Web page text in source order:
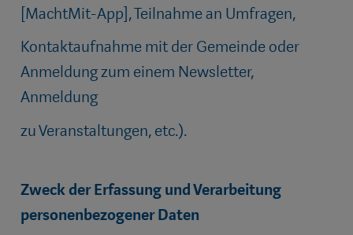
[MachtMit-App], Teilnahme an Umfragen,
Kontaktaufnahme mit der Gemeinde oder
Anmeldung zum einem Newsletter,
Anmeldung
zu Veranstaltungen, etc.).
Zweck der Erfassung und Verarbeitung
personenbezogener Daten